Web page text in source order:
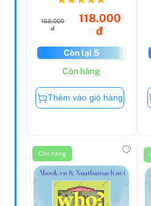
158.000
đ
118.000
đ
Còn lại 5
Còn hàng
Thêm vào giỏ hàng
Còn hàng